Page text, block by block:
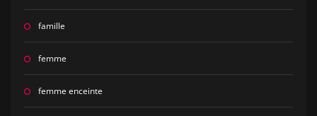
famille
femme
femme enceinte